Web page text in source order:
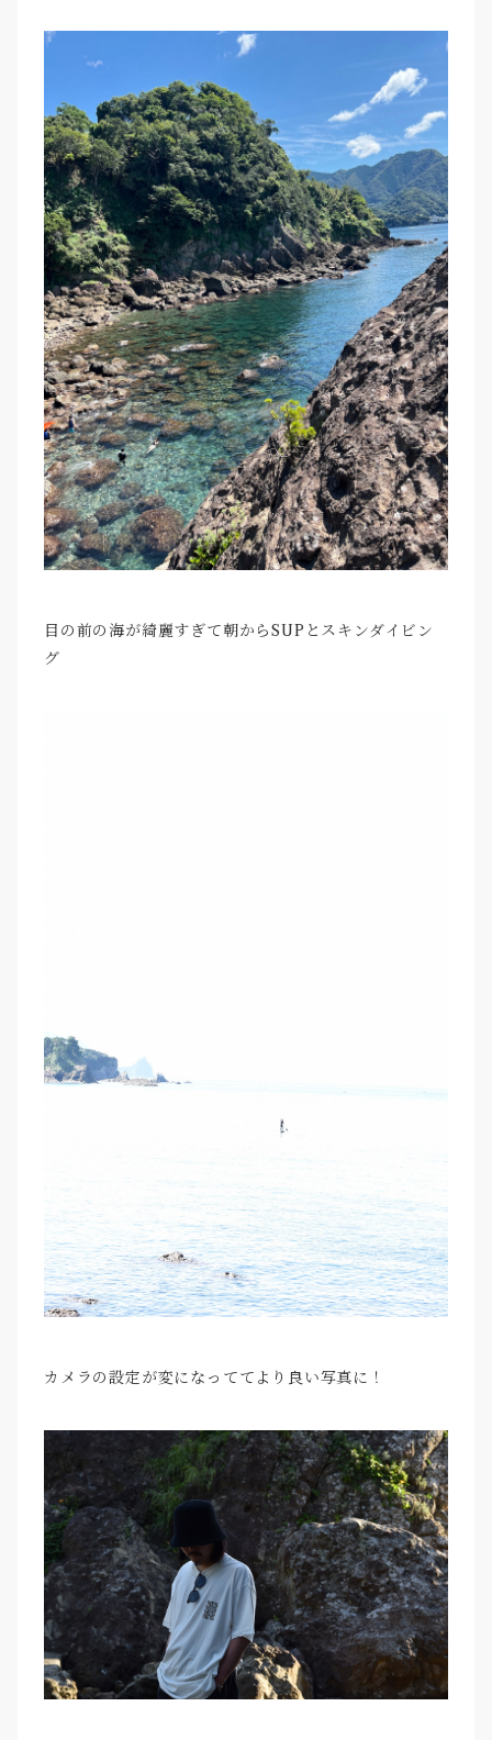
目の前の海が綺麗すぎて朝からSUPとスキンダイビン
グ
カメラの設定が変になっててより良い写真に！